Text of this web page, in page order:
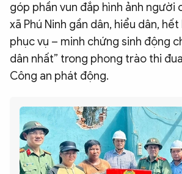
góp phần vun đắp hình ảnh người
xã Phú Ninh gần dân, hiểu dân,
phục vụ – minh chứng sinh động
dân nhất” trong phong trào thi
Công an phát động.